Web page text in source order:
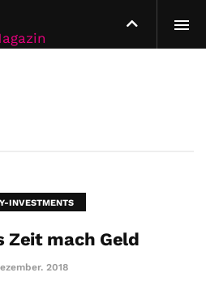
INVESTMENTS
Zeit mach Geld
2018